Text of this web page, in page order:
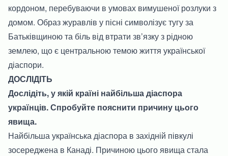
кордоном, перебуваючи в умовах вимушеної розлуки з
домом. Образ журавлів у пісні символізує тугу за
Батьківщиною та біль від втрати зв’язку з рідною
землею, що є центральною темою життя української
діаспори.
ДОСЛІДІТЬ
Дослідіть, у якій країні найбільша діаспора
українців. Спробуйте пояснити причину цього
явища.
Найбільша українська діаспора в західній півкулі
зосереджена в Канаді. Причиною цього явища стала